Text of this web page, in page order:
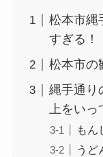
松本市縄
すぎる！
松本市の
縄手通り
上をいっ
もん
うど